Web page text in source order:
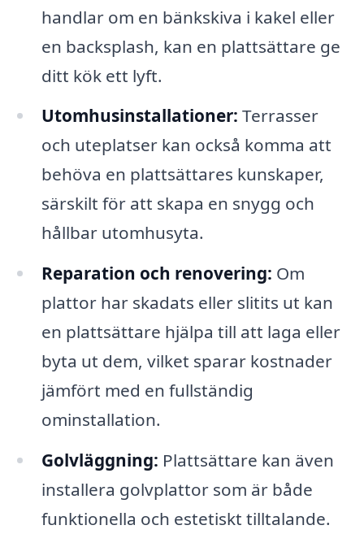
handlar om en bänkskiva i kakel eller
en backsplash, kan en plattsättare ge
ditt kök ett lyft.
Utomhusinstallationer: Terrasser
och uteplatser kan också komma att
behöva en plattsättares kunskaper,
särskilt för att skapa en snygg och
hållbar utomhusyta.
Reparation och renovering: Om
plattor har skadats eller slitits ut kan
en plattsättare hjälpa till att laga eller
byta ut dem, vilket sparar kostnader
jämfört med en fullständig
ominstallation.
Golvläggning: Plattsättare kan även
installera golvplattor som är både
funktionella och estetiskt tilltalande.